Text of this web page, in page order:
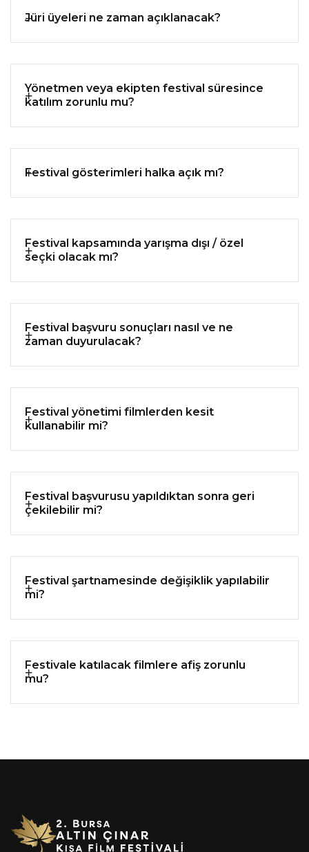
Jüri üyeleri ne zaman açıklanacak?
Yönetmen veya ekipten festival süresince
katılım zorunlu mu?
Festival gösterimleri halka açık mı?
Festival kapsamında yarışma dışı / özel
seçki olacak mı?
Festival başvuru sonuçları nasıl ve ne
zaman duyurulacak?
Festival yönetimi filmlerden kesit
kullanabilir mi?
Festival başvurusu yapıldıktan sonra geri
çekilebilir mi?
Festival şartnamesinde değişiklik yapılabilir
mi?
Festivale katılacak filmlere afiş zorunlu
mu?